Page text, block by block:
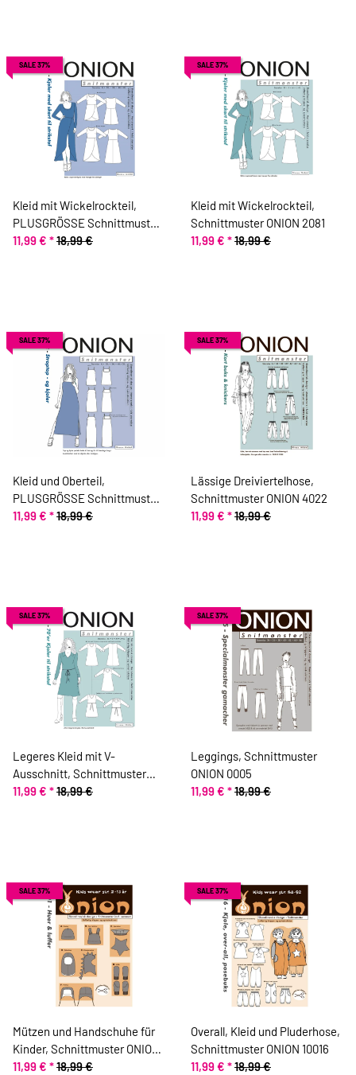
SALE 37%
Kleid mit Wickelrockteil,
PLUSGRÖSSE Schnittmuster
ONION 9019
11,99 € *18,99 €
SALE 37%
Kleid mit Wickelrockteil,
Schnittmuster ONION 2081
11,99 € *18,99 €
SALE 37%
Kleid und Oberteil,
PLUSGRÖSSE Schnittmuster
ONION 9032
11,99 € *18,99 €
SALE 37%
Lässige Dreiviertelhose,
Schnittmuster ONION 4022
11,99 € *18,99 €
SALE 37%
Legeres Kleid mit V-
Ausschnitt, Schnittmuster
ONION 2070
11,99 € *18,99 €
SALE 37%
Leggings, Schnittmuster
ONION 0005
11,99 € *18,99 €
SALE 37%
Mützen und Handschuhe für
Kinder, Schnittmuster ONION
40001
11,99 € *18,99 €
SALE 37%
Overall, Kleid und Pluderhose,
Schnittmuster ONION 10016
11,99 € *18,99 €